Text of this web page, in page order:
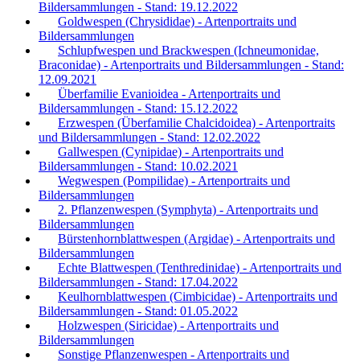
Bildersammlungen - Stand: 19.12.2022
Goldwespen (Chrysididae) - Artenportraits und
Bildersammlungen
Schlupfwespen und Brackwespen (Ichneumonidae,
Braconidae) - Artenportraits und Bildersammlungen - Stand:
12.09.2021
Überfamilie Evanioidea - Artenportraits und
Bildersammlungen - Stand: 15.12.2022
Erzwespen (Überfamilie Chalcidoidea) - Artenportraits
und Bildersammlungen - Stand: 12.02.2022
Gallwespen (Cynipidae) - Artenportraits und
Bildersammlungen - Stand: 10.02.2021
Wegwespen (Pompilidae) - Artenportraits und
Bildersammlungen
2. Pflanzenwespen (Symphyta) - Artenportraits und
Bildersammlungen
Bürstenhornblattwespen (Argidae) - Artenportraits und
Bildersammlungen
Echte Blattwespen (Tenthredinidae) - Artenportraits und
Bildersammlungen - Stand: 17.04.2022
Keulhornblattwespen (Cimbicidae) - Artenportraits und
Bildersammlungen - Stand: 01.05.2022
Holzwespen (Siricidae) - Artenportraits und
Bildersammlungen
Sonstige Pflanzenwespen - Artenportraits und